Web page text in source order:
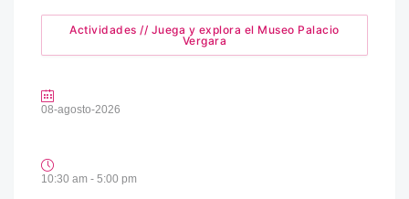
Actividades // Juega y explora el Museo Palacio
Vergara
08-agosto-2026
10:30 am - 5:00 pm